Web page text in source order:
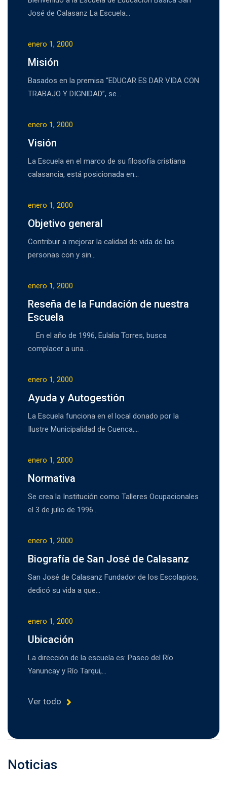
José de Calasanz La Escuela…
enero 1, 2000
Misión
Basados en la premisa “EDUCAR ES DAR VIDA CON
TRABAJO Y DIGNIDAD”, se…
enero 1, 2000
Visión
La Escuela en el marco de su filosofía cristiana
calasancia, está posicionada en…
enero 1, 2000
Objetivo general
Contribuir a mejorar la calidad de vida de las
personas con y sin…
enero 1, 2000
Reseña de la Fundación de nuestra
Escuela
En el año de 1996, Eulalia Torres, busca
complacer a una…
enero 1, 2000
Ayuda y Autogestión
La Escuela funciona en el local donado por la
Ilustre Municipalidad de Cuenca,…
enero 1, 2000
Normativa
Se crea la Institución como Talleres Ocupacionales
el 3 de julio de 1996…
enero 1, 2000
Biografía de San José de Calasanz
San José de Calasanz Fundador de los Escolapios,
dedicó su vida a que…
enero 1, 2000
Ubicación
La dirección de la escuela es: Paseo del Río
Yanuncay y Río Tarqui,…
Ver todo
Noticias